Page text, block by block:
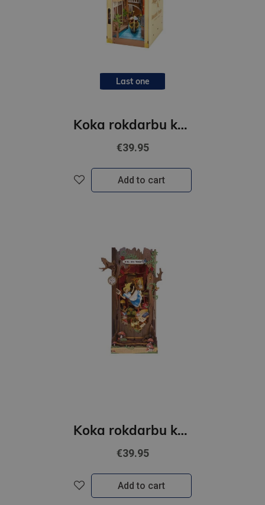
Last one
Koka rokdarbu komplekts -Romantic Venice
€39.95
Add to cart
Koka rokdarbu komplekts - Fall into Wonder
€39.95
Add to cart